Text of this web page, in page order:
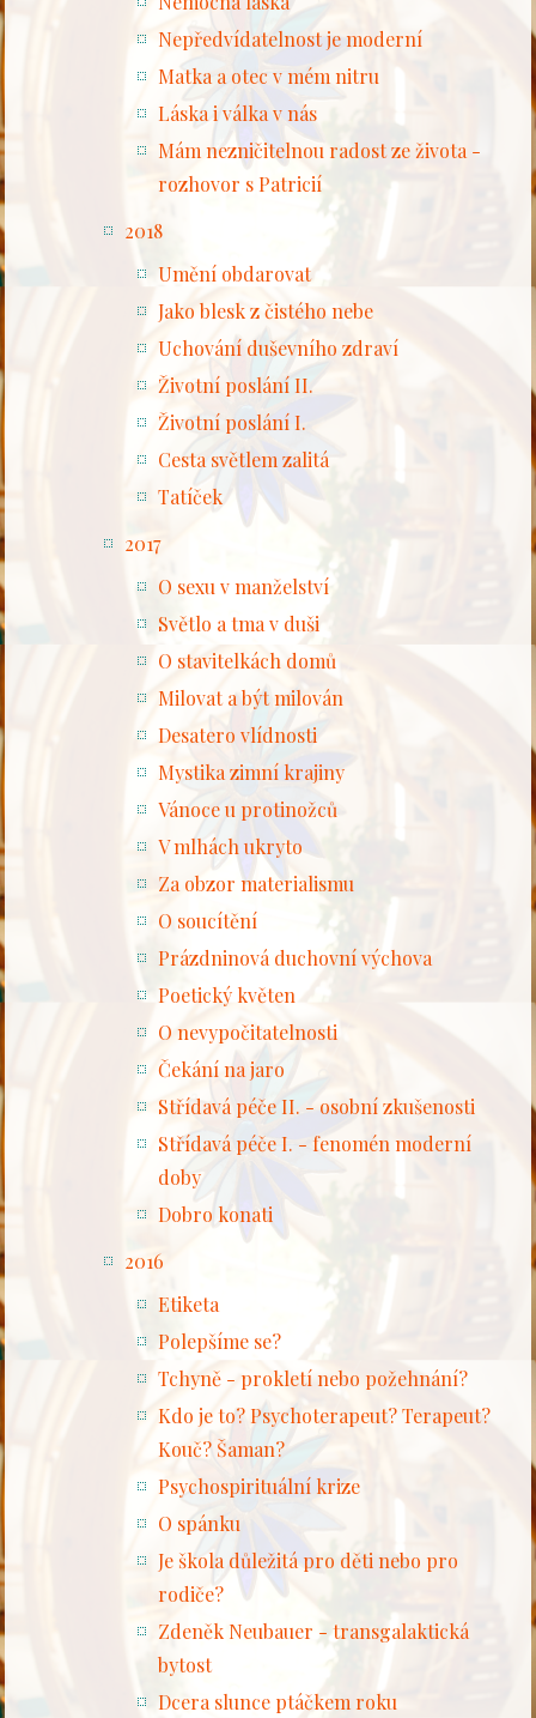
Nepředvídatelnost je moderní
Matka a otec v mém nitru
Láska i válka v nás
Mám nezničitelnou radost ze života -
rozhovor s Patricií
2018
Umění obdarovat
Jako blesk z čistého nebe
Uchování duševního zdraví
Životní poslání II.
Životní poslání I.
Cesta světlem zalitá
Tatíček
2017
O sexu v manželství
Světlo a tma v duši
O stavitelkách domů
Milovat a být milován
Desatero vlídnosti
Mystika zimní krajiny
Vánoce u protinožců
V mlhách ukryto
Za obzor materialismu
O soucítění
Prázdninová duchovní výchova
Poetický květen
O nevypočitatelnosti
Čekání na jaro
Střídavá péče II. - osobní zkušenosti
Střídavá péče I. - fenomén moderní
doby
Dobro konati
2016
Etiketa
Polepšíme se?
Tchyně - prokletí nebo požehnání?
Kdo je to? Psychoterapeut? Terapeut?
Kouč? Šaman?
Psychospirituální krize
O spánku
Je škola důležitá pro děti nebo pro
rodiče?
Zdeněk Neubauer - transgalaktická
bytost
Dcera slunce ptáčkem roku